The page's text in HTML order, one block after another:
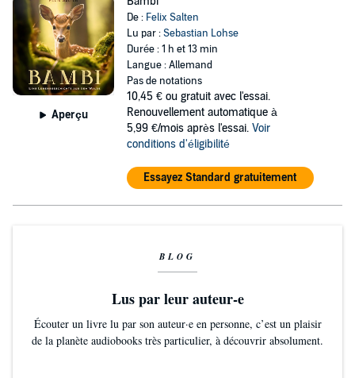
Aperçu
De : Felix Salten
Lu par :Sebastian Lohse
Durée : 1 h et 13 min
Langue : Allemand
Pas de notations
10,45 € ou gratuit avec l'essai.
Renouvellement automatique à
5,99 €/mois après l'essai. Voir
conditions d'éligibilité
Essayez Standard gratuitement
BLOG
Lus par leur auteur-e
Écouter un livre lu par son auteur·e en personne, c’est un plaisir
de la planète audiobooks très particulier, à découvrir absolument.